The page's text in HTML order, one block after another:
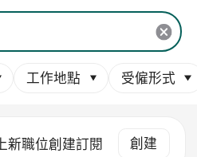
工作地點 受僱形式
新職位創建訂閱 創建